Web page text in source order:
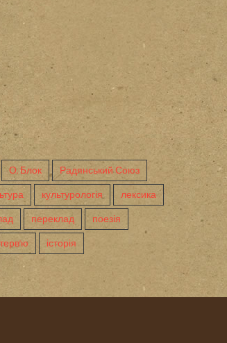
О. Блок Радянський Союз
культурологія лексика
переклад поезія
історія